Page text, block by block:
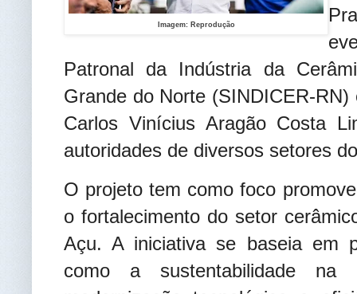
Imagem: Reprodução
Patronal da Indústria da
Grande do Norte (SINDICER-
Carlos Vinícius Aragão Costa
autoridades de diversos setores
O projeto tem como foco
o fortalecimento do setor
Açu. A iniciativa se baseia em
como a sustentabilidade